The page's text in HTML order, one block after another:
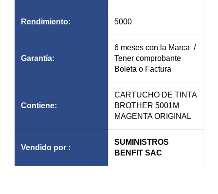
Rendimiento: 5000
Garantía:
6 meses con la Marca /
Tener comprobante
Boleta o Factura
Contiene:
CARTUCHO DE TINTA
BROTHER 5001M
MAGENTA ORIGINAL
Vendido por :
SUMINISTROS
BENFIT SAC